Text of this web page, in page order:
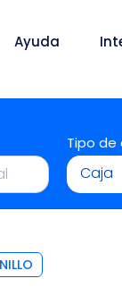
Ayuda
Tipo de
Caja